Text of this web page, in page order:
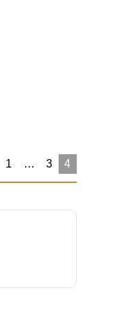
1 … 3 4